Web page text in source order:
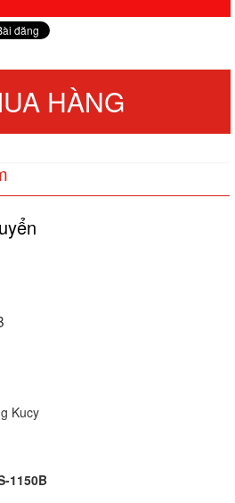
HÀNG
Kucy
1150B